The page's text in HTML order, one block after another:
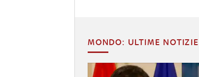
MONDO: ULTIME NOTIZIE